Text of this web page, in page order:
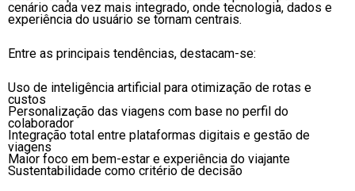
cenário cada vez mais integrado, onde tecnologia, dados e
experiência do usuário se tornam centrais.
Entre as principais tendências, destacam-se:
Uso de inteligência artificial para otimização de rotas e
custos
Personalização das viagens com base no perfil do
colaborador
Integração total entre plataformas digitais e gestão de
viagens
Maior foco em bem-estar e experiência do viajante
Sustentabilidade como critério de decisão